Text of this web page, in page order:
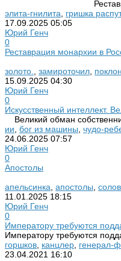
Реставрация
элита-гнилита
гришка
17.09.2025 05:05
Юрий Генч
0
Реставрация монархии в
золото.
замироточил
15.09.2025 04:30
Юрий Генч
0
Искусственный интеллект.
Великий обман
ии бог из машины чудо-
24.06.2025 07:57
Юрий Генч
0
Апостолы
апельсинка апостолы
11.01.2025 18:15
Юрий Генч
0
Императору требуются
Императору требуются
горшков канцлер генерал-
23.04.2021 16:10